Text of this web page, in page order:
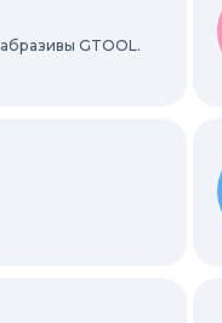
ленты
Радиальные
GTOOL.